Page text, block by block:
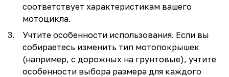
соответствует характеристикам вашего
мотоцикла.
Учтите особенности использования. Если вы
собираетесь изменить тип мотопокрышек
(например, с дорожных на грунтовые), учтите
особенности выбора размера для каждого